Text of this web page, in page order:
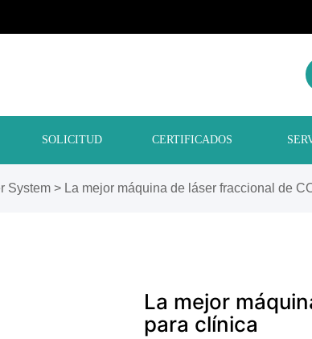
SOLICITUD CERTIFICADOS
System > La mejor máquina de láser fraccional de
La mejor
para clínica